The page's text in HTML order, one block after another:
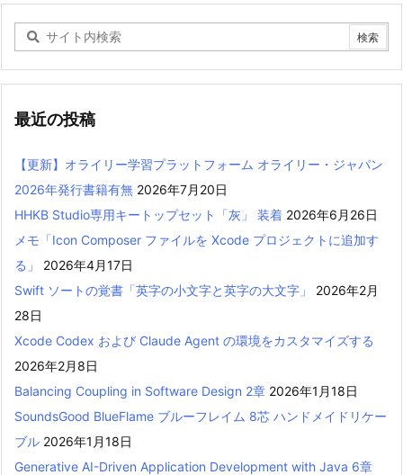
最近の投稿
【更新】オライリー学習プラットフォーム オライリー・ジャパン
2026年発行書籍有無 2026年7月20日
HHKB Studio専用キートップセット「灰」 装着 2026年6月26日
メモ「Icon Composer ファイルを Xcode プロジェクトに追加す
る」
2026年4月17日
Swift ソートの覚書「英字の小文字と英字の大文字」
2026年2月
28日
Xcode Codex および Claude Agent の環境をカスタマイズする
2026年2月8日
Balancing Coupling in Software Design 2章 2026年1月18日
SoundsGood BlueFlame ブルーフレイム 8芯 ハンドメイドリケー
ブル 2026年1月18日
Generative AI-Driven Application Development with Java 6章